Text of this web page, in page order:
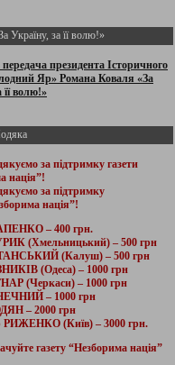
Україну, за її волю!»
президента Історичного
Яр» Романа Коваля «За
її волю!»
за підтримку газети
нація”!
за підтримку
нація”!
– 400 грн.
(Хмельницький) – 500 грн
(Калуш) – 500 грн
(Одеса) – 1000 грн
(Черкаси) – 1000 грн
– 1000 грн
– 2000 грн
РИЖЕНКО (Київ) – 3000 грн.
газету “Незборима нація”